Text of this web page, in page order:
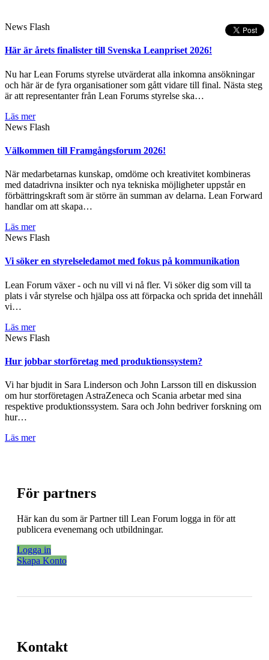
News Flash
Här är årets finalister till Svenska Leanpriset 2026!
Nu har Lean Forums styrelse utvärderat alla inkomna ansökningar
och här är de fyra organisationer som gått vidare till final. Nästa steg
är att representanter från Lean Forums styrelse ska…
Läs mer
News Flash
Välkommen till Framgångsforum 2026!
När medarbetarnas kunskap, omdöme och kreativitet kombineras
med datadrivna insikter och nya tekniska möjligheter uppstår en
förbättringskraft som är större än summan av delarna. Lean Forward
handlar om att skapa…
Läs mer
News Flash
Vi söker en styrelseledamot med fokus på kommunikation
Lean Forum växer - och nu vill vi nå fler. Vi söker dig som vill ta
plats i vår styrelse och hjälpa oss att förpacka och sprida det innehåll
vi…
Läs mer
News Flash
Hur jobbar storföretag med produktionssystem?
Vi har bjudit in Sara Linderson och John Larsson till en diskussion
om hur storföretagen AstraZeneca och Scania arbetar med sina
respektive produktionssystem. Sara och John bedriver forskning om
hur…
Läs mer
För partners
Här kan du som är Partner till Lean Forum logga in för att
publicera evenemang och utbildningar.
Logga in
Skapa Konto
Kontakt